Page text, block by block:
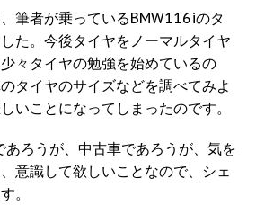
筆者が乗っているBMW116iのタ
た。今後タイヤをノーマルタイヤ
々タイヤの勉強を始めているの
タイヤのサイズなどを調べてみよ
いことになってしまったのです。
あろうが、中古車であろうが、気を
意識して欲しいことなので、シェ
。